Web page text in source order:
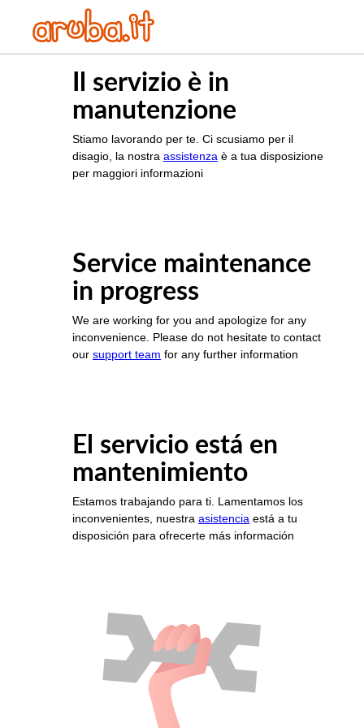
Il servizio è in
manutenzione
Stiamo lavorando per te. Ci scusiamo per il
disagio, la nostra assistenza è a tua disposizione
per maggiori informazioni
Service maintenance
in progress
We are working for you and apologize for any
inconvenience. Please do not hesitate to contact
our support team for any further information
El servicio está en
mantenimiento
Estamos trabajando para ti. Lamentamos los
inconvenientes, nuestra asistencia está a tu
disposición para ofrecerte más información